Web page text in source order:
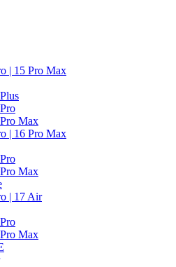
| 15 Pro Max
Max
| 16 Pro Max
Max
| 17 Air
Max